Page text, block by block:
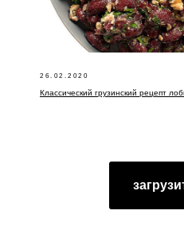
26.02.2020
Классический грузинский рецепт